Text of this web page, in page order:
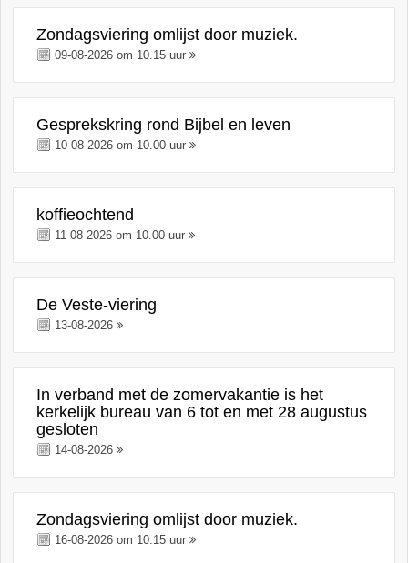
Zondagsviering omlijst door muziek.
09-08-2026 om 10.15 uur
Gesprekskring rond Bijbel en leven
10-08-2026 om 10.00 uur
koffieochtend
11-08-2026 om 10.00 uur
De Veste-viering
13-08-2026
In verband met de zomervakantie is het
kerkelijk bureau van 6 tot en met 28 augustus
gesloten
14-08-2026
Zondagsviering omlijst door muziek.
16-08-2026 om 10.15 uur